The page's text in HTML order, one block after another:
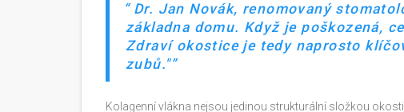
Dr. Jan Novák, renomovaný
základna domu. Když je poškozená,
Zdraví okostice je tedy naprosto
zubů."
Kolagenní vlákna nejsou jedinou strukturální složkou